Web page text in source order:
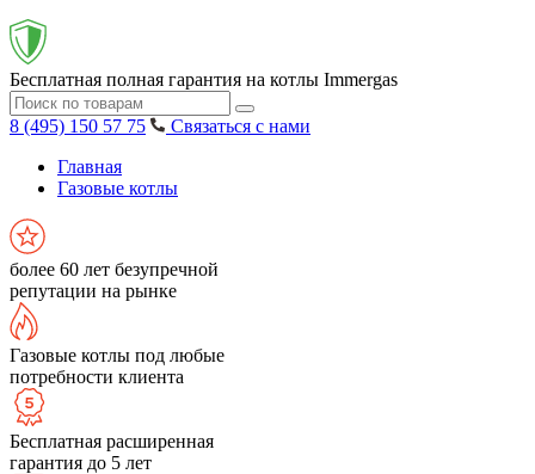
Бесплатная полная гарантия на котлы Immergas
8 (495) 150 57 75
Связаться с нами
Главная
Газовые котлы
более 60 лет безупречной
репутации на рынке
Газовые котлы под любые
потребности клиента
Бесплатная расширенная
гарантия до 5 лет